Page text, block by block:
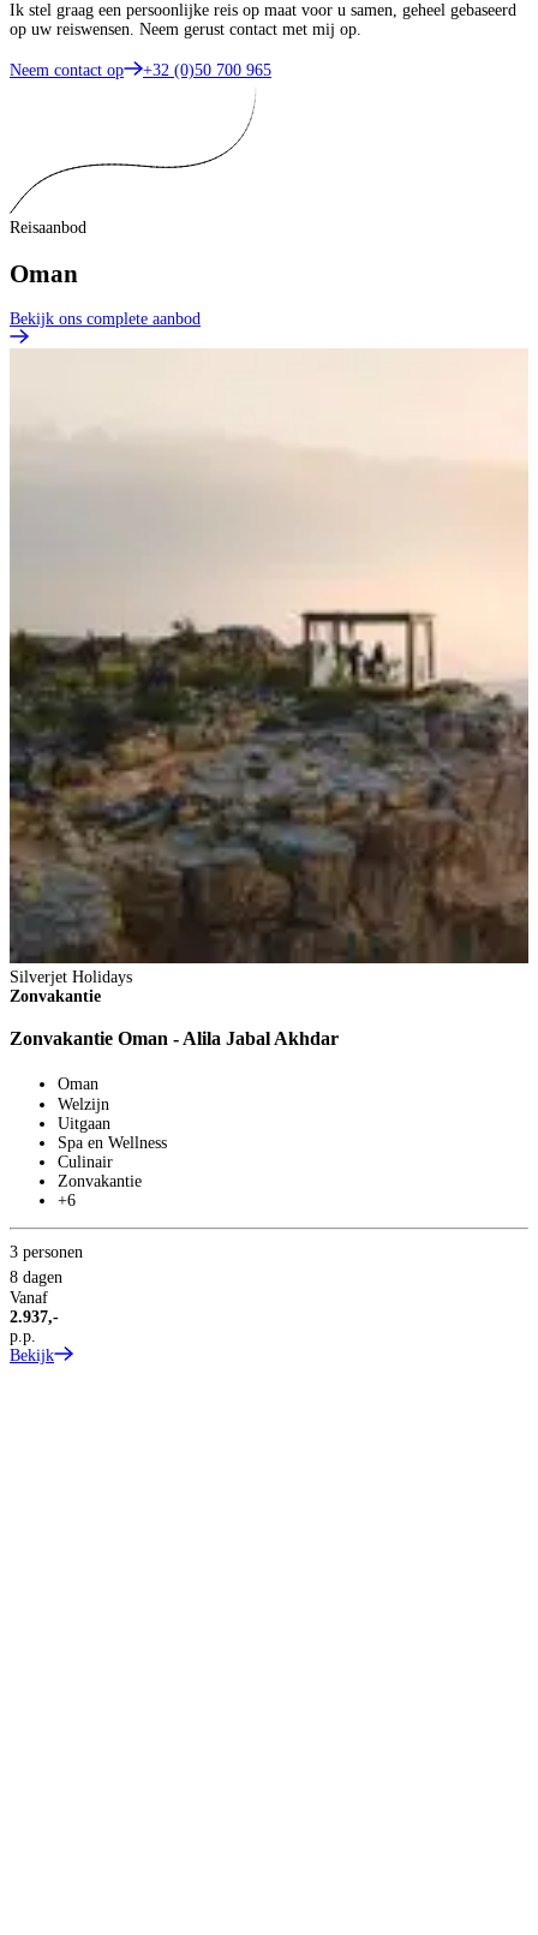
Ik stel graag een persoonlijke reis op maat voor u samen, geheel gebaseerd
op uw reiswensen. Neem gerust contact met mij op.
Neem contact op +32 (0)50 700 965
Reisaanbod
Oman
Bekijk ons complete aanbod
Silverjet Holidays
Zonvakantie
Zonvakantie Oman - Alila Jabal Akhdar
Oman
Welzijn
Uitgaan
Spa en Wellness
Culinair
Zonvakantie
+6
3 personen
8 dagen
Vanaf
2.937,-
p.p.
Bekijk